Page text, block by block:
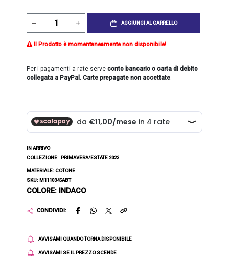
AGGIUNGI AL CARRELLO
Il Prodotto è momentaneamente non disponibile!
Per i pagamenti a rate serveconto bancario o carta di debito
collegata a PayPal. Carte prepagate non accettate.
IN ARRIVO
COLLEZIONE: PRIMAVERA/ESTATE 2023
MATERIALE: COTONE
SKU: M1110345ABT
COLORE: INDACO
CONDIVIDI:
AVVISAMI QUANDO TORNA DISPONIBILE
AVVISAMI SE IL PREZZO SCENDE